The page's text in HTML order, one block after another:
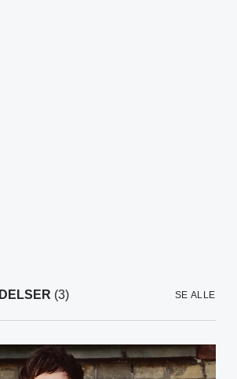
(3) SE ALLE